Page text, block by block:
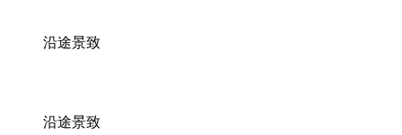
沿途景致
沿途景致